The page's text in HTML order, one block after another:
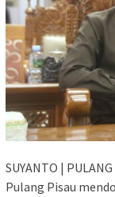
SUYANTO |
Pulang Pisau